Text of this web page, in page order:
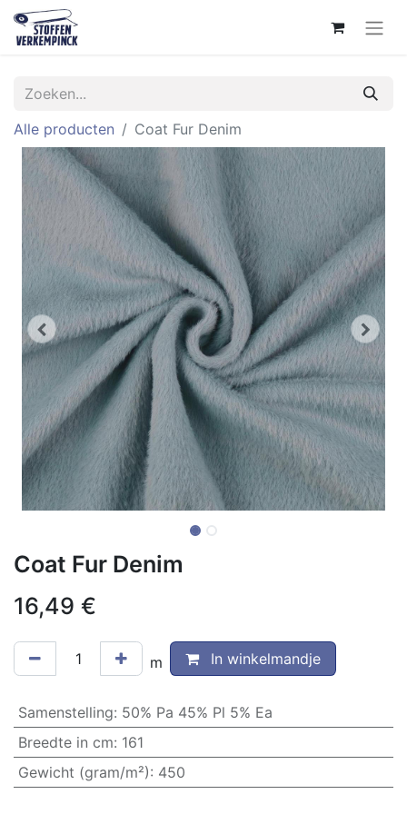
Alle producten Coat Fur Denim
Coat Fur Denim
16,49 €
m In winkelmandje
Samenstelling: 50% Pa 45% Pl 5% Ea
Breedte in cm: 161
Gewicht (gram/m²): 450